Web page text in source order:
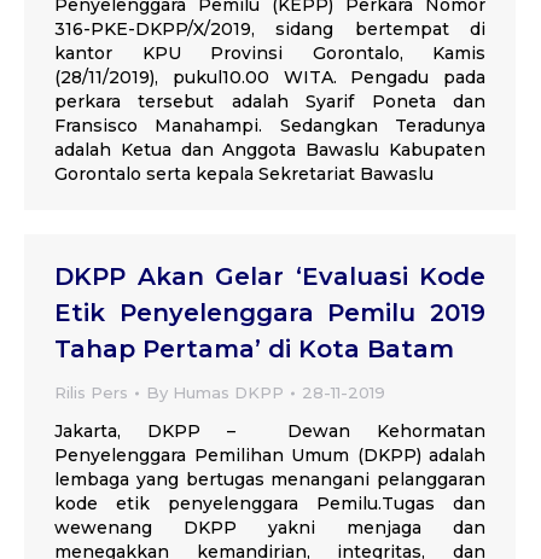
Penyelenggara Pemilu (KEPP) Perkara Nomor
316-PKE-DKPP/X/2019, sidang bertempat di
kantor KPU Provinsi Gorontalo, Kamis
(28/11/2019), pukul10.00 WITA. Pengadu pada
perkara tersebut adalah Syarif Poneta dan
Fransisco Manahampi. Sedangkan Teradunya
adalah Ketua dan Anggota Bawaslu Kabupaten
Gorontalo serta kepala Sekretariat Bawaslu
DKPP Akan Gelar ‘Evaluasi Kode
Etik Penyelenggara Pemilu 2019
Tahap Pertama’ di Kota Batam
Rilis Pers By Humas DKPP 28-11-2019
Jakarta, DKPP – Dewan Kehormatan
Penyelenggara Pemilihan Umum (DKPP) adalah
lembaga yang bertugas menangani pelanggaran
kode etik penyelenggara Pemilu.Tugas dan
wewenang DKPP yakni menjaga dan
menegakkan kemandirian, integritas, dan